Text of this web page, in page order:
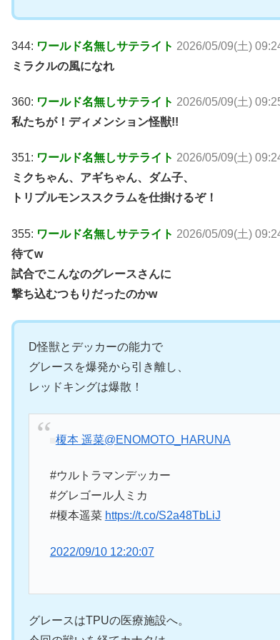
344: ワールド名無しサテライト 2026/05/09(土)
ミラクルの風になれ
360: ワールド名無しサテライト 2026/05/09(土)
私たちが！ディメンション怪獣!!
351: ワールド名無しサテライト 2026/05/09(土)
ミクちゃん、アギちゃん、ダム子、
トリプルモンススクラムを仕掛けるぞ！
355: ワールド名無しサテライト 2026/05/09(土)
待てw
試合でこんなのグレースさんに
撃ち込むつもりだったのかw
D怪獣とデッカーの能力で
グレースを爆発から引き離し、
レッドキングは爆散！
榎本 遥菜@ENOMOTO_HARUNA
#ウルトラマンデッカー
#グレゴール人ミカ
#榎本遥菜 https://t.co/S2a48TbLiJ
2022/09/10 12:20:07
グレースはTPUの医療施設へ。